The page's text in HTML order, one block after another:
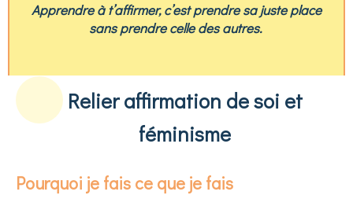
Apprendre à t’affirmer, c’est prendre sa juste place
sans prendre celle des autres.
Relier affirmation de soi et
féminisme
Pourquoi je fais ce que je fais